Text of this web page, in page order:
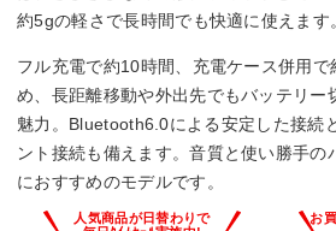
約5gの軽さで長時間でも快適に使えます
フル充電で約10時間、充電ケース併用で
め、長距離移動や外出先でもバッテリー
魅力。Bluetooth6.0による安定した接続
ント接続も備えます。音質と使い勝手の
におすすめのモデルです。